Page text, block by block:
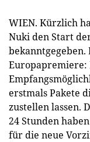
WIEN. Kürzlich
Nuki den Start
bekanntgegeben.
erstmals Pakete
zustellen lassen.
24 Stunden
für die neue